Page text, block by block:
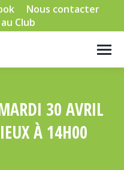
Nous contacter
Club
30 AVRIL
À 14H00